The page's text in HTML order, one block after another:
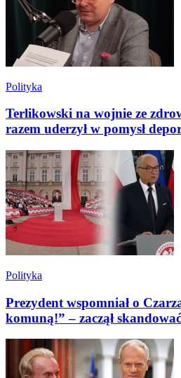
Polityka
Terlikowski na wojnie ze
razem uderzył w pomysł
Polityka
Prezydent wspomniał o
komuną!” – zaczął